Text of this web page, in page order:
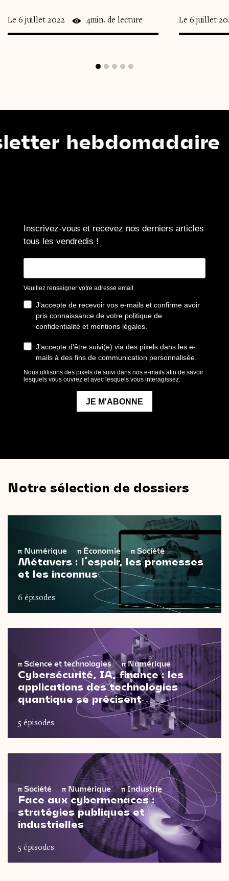
Le 6 juillet 2022 4min. de lecture Le 6 juillet
hebdomadaire
Notre sélection de dossiers
π Numérique π Économie π Société
Métavers : l’espoir, les promesses
et les inconnus
6 épisodes
π Science et technologies πNumérique
Cybersécurité, IA, finance : les
applications des technologies
quantique se précisent
5 épisodes
π Société π Numérique πIndustrie
Face aux cybermenaces :
stratégies publiques et
industrielles
5 épisodes